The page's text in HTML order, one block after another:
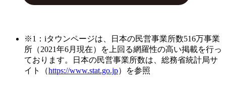
※1：iタウンページは、日本の民営事業所数516万事業
所（2021年6月現在）を上回る網羅性の高い掲載を行っ
ております。日本の民営事業所数は、総務省統計局サ
イト（https://www.stat.go.jp）を参照